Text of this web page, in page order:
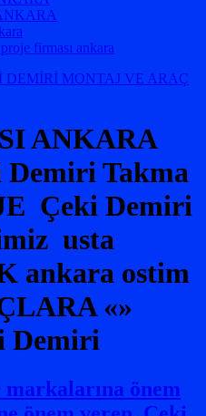
firması ankara
ANKARA
Demiri Takma
Çeki Demiri
usta
ankara ostim
«»
Demiri
önem